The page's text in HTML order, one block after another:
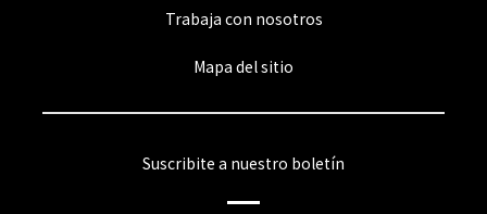
Trabaja con nosotros
Mapa del sitio
Suscribite a nuestro boletín